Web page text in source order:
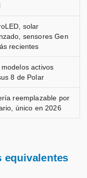
solar
sensores Gen
recientes
modelos activos
8 de Polar
reemplazable por
único en 2026
equivalentes